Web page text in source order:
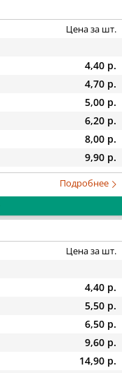
Цена за шт.
4,40 р.
4,70 р.
5,00 р.
6,20 р.
8,00 р.
9,90 р.
Подробнее
Цена за шт.
4,40 р.
5,50 р.
6,50 р.
9,60 р.
14,90 р.